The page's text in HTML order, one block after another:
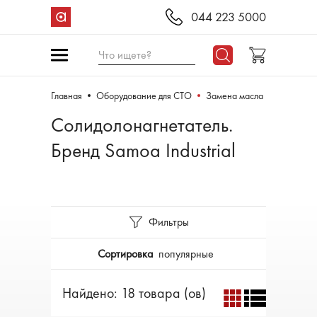
044 223 5000
Что ищете?
Главная Оборудование для СТО Замена масла
Солидолонагнетатель.
Бренд Samoa Industrial
Фильтры
Сортировка популярные
Найдено: 18 товара (ов)